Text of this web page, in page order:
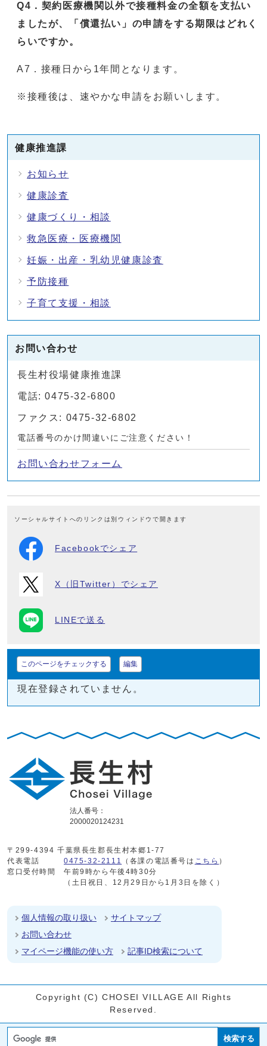
Q4．契約医療機関以外で接種料金の全額を支払い
ましたが、「償還払い」の申請をする期限はどれく
らいですか。
A7．接種日から1年間となります。
※接種後は、速やかな申請をお願いします。
健康推進課
お知らせ
健康診査
健康づくり・相談
救急医療・医療機関
妊娠・出産・乳幼児健康診査
予防接種
子育て支援・相談
お問い合わせ
長生村役場健康推進課
電話: 0475-32-6800
ファクス: 0475-32-6802
電話番号のかけ間違いにご注意ください！
お問い合わせフォーム
ソーシャルサイトへのリンクは別ウィンドウで開きます
Facebookでシェア
X（旧Twitter）でシェア
LINEで送る
このページをチェックする 編集
現在登録されていません。
法人番号：
2000020124231
〒299-4394 千葉県長生郡長生村本郷1-77
代表電話
0475-32-2111 （各課の電話番号は こちら ）
窓口受付時間
午前9時から午後4時30分
（土日祝日、12月29日から1月3日を除く）
個人情報の取り扱い
サイトマップ
お問い合わせ
マイページ機能の使い方
記事ID検索について
Copyright (C) CHOSEI VILLAGE All Rights
Reserved.
検索する